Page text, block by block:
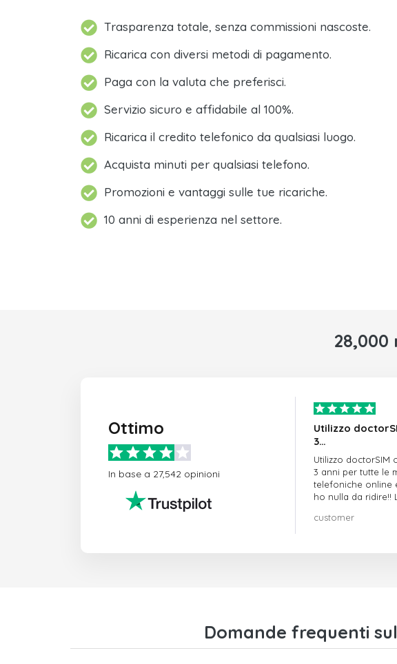
Trasparenza totale, senza commissioni nascoste.
Ricarica con diversi metodi di pagamento.
Paga con la valuta che preferisci.
Servizio sicuro e affidabile al 100%.
Ricarica il credito telefonico da qualsiasi luogo.
Acquista minuti per qualsiasi telefono.
Promozioni e vantaggi sulle tue ricariche.
10 anni di esperienza nel settore.
28,000
Ottimo
In base a 27,542 opinioni
Utilizzo
3…
Utilizzo doctorSIM
3 anni per tutte le
telefoniche online
ho nulla da ridire!!
customer
Domande frequenti